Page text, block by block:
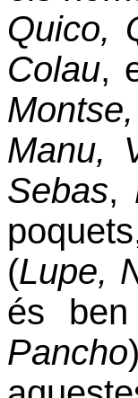
Quico,
Colau,
Manu,
Sebas,
(Lupe,
és
Pancho